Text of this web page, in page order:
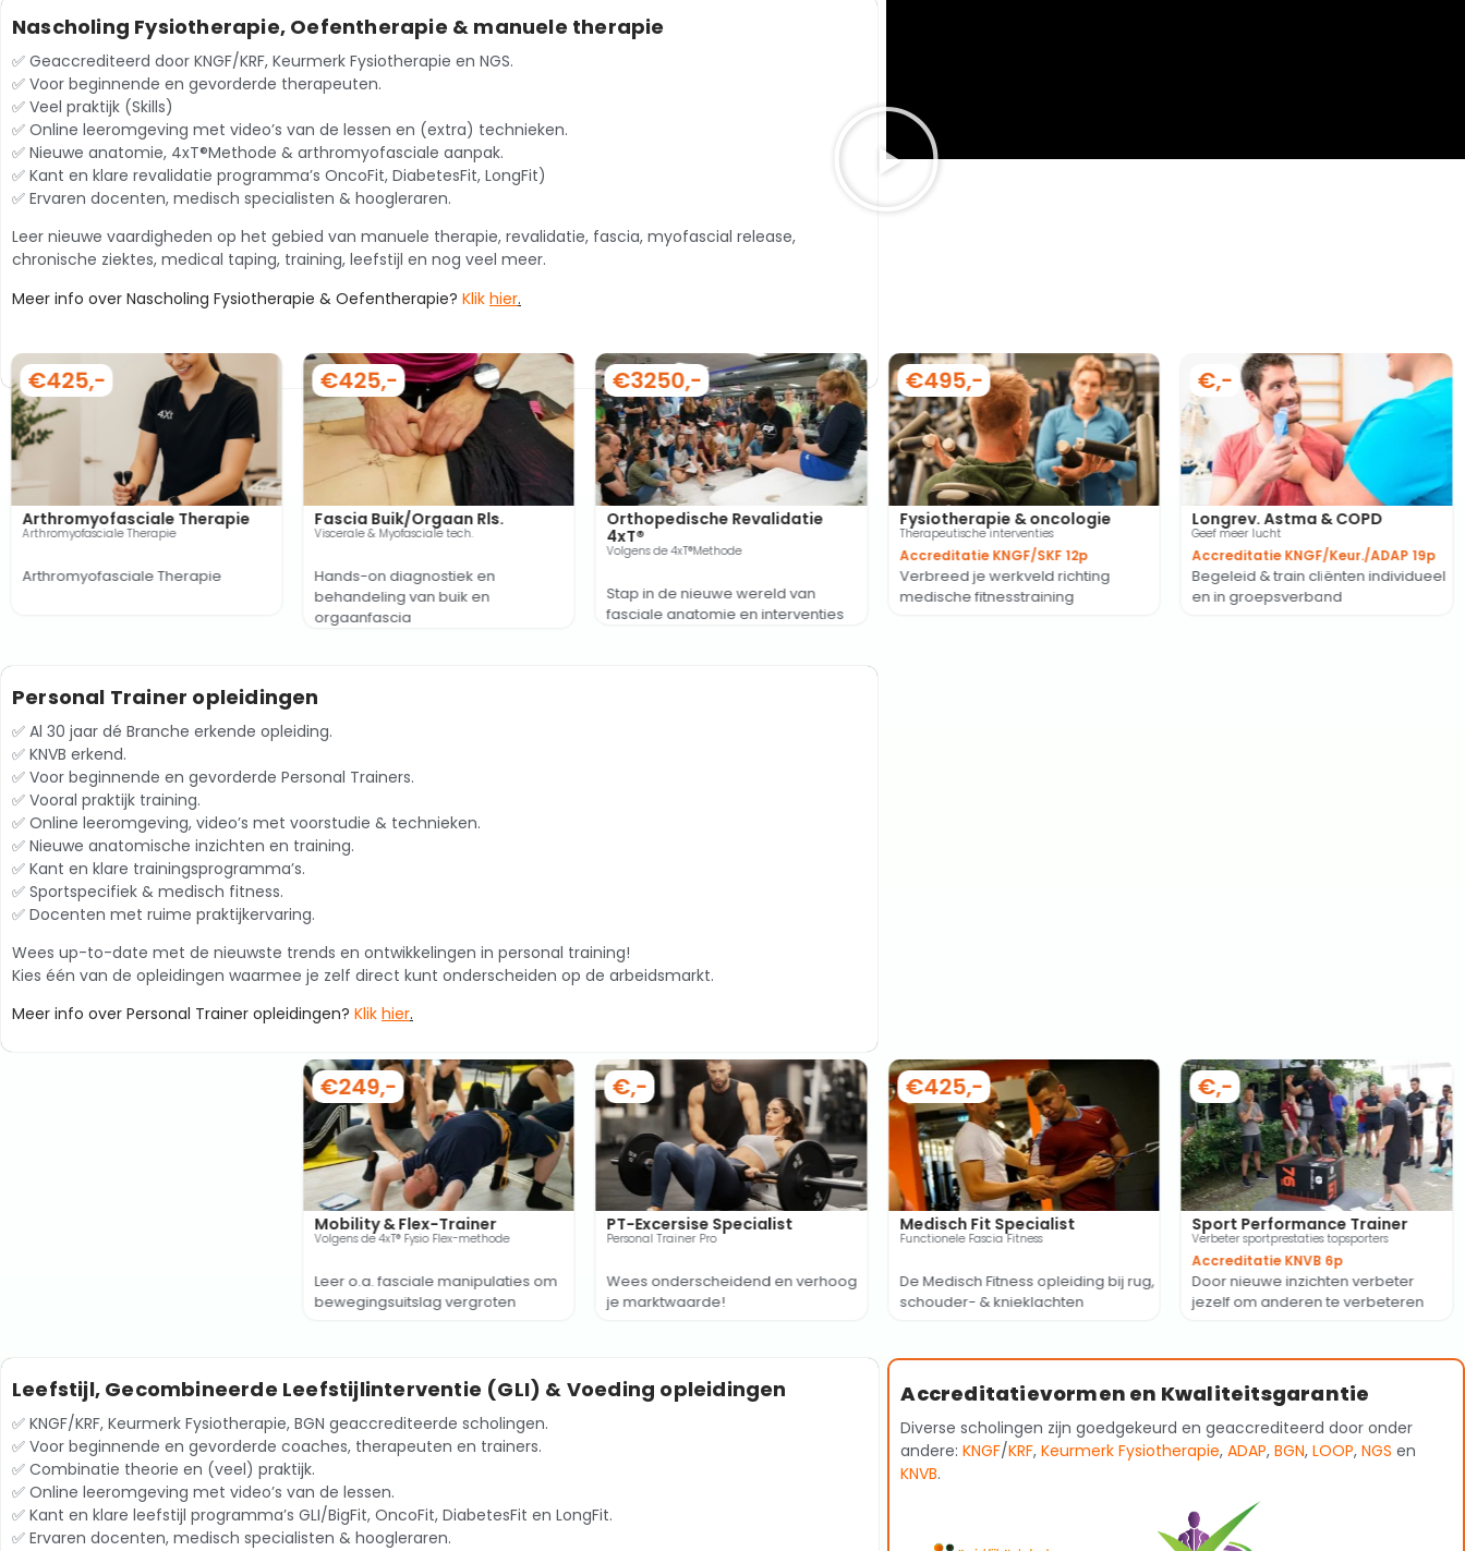
Nascholing Fysiotherapie, Oefentherapie & manuele therapie
✅ Geaccrediteerd door KNGF/KRF, Keurmerk Fysiotherapie en NGS.
✅ Voor beginnende en gevorderde therapeuten.
✅ Veel praktijk (Skills)
✅ Online leeromgeving met video’s van de lessen en (extra) technieken.
✅ Nieuwe anatomie, 4xT®Methode & arthromyofasciale aanpak.
✅ Kant en klare revalidatie programma’s OncoFit, DiabetesFit, LongFit)
✅ Ervaren docenten, medisch specialisten & hoogleraren.
Leer nieuwe vaardigheden op het gebied van manuele therapie, revalidatie, fascia, myofascial release,
chronische ziektes, medical taping, training, leefstijl en nog veel meer.
Meer info over Nascholing Fysiotherapie & Oefentherapie? Klik hier.
€425,-
Arthromyofasciale Therapie
Arthromyofasciale Therapie
Arthromyofasciale Therapie
€425,-
Fascia Buik/Orgaan Rls.
Viscerale & Myofasciale tech.
Hands-on diagnostiek en
behandeling van buik en
orgaanfascia
€3250,-
Orthopedische Revalidatie
4xT®
Volgens de 4xT®Methode
Stap in de nieuwe wereld van
fasciale anatomie en interventies
€495,-
Fysiotherapie & oncologie
Therapeutische interventies
Accreditatie KNGF/SKF 12p
Verbreed je werkveld richting
medische fitnesstraining
€,-
Longrev. Astma & COPD
Geef meer lucht
Accreditatie KNGF/Keur./ADAP 19p
Begeleid & train cliënten individueel
en in groepsverband
Personal Trainer opleidingen
✅ Al 30 jaar dé Branche erkende opleiding.
✅ KNVB erkend.
✅ Voor beginnende en gevorderde Personal Trainers.
✅ Vooral praktijk training.
✅ Online leeromgeving, video’s met voorstudie & technieken.
✅ Nieuwe anatomische inzichten en training.
✅ Kant en klare trainingsprogramma’s.
✅ Sportspecifiek & medisch fitness.
✅ Docenten met ruime praktijkervaring.
Wees up-to-date met de nieuwste trends en ontwikkelingen in personal training!
Kies één van de opleidingen waarmee je zelf direct kunt onderscheiden op de arbeidsmarkt.
Meer info over Personal Trainer opleidingen? Klik hier.
€249,-
Mobility & Flex-Trainer
Volgens de 4xT® Fysio Flex-methode
Leer o.a. fasciale manipulaties om
bewegingsuitslag vergroten
€,-
PT-Excersise Specialist
Personal Trainer Pro
Wees onderscheidend en verhoog
je marktwaarde!
€425,-
Medisch Fit Specialist
Functionele Fascia Fitness
De Medisch Fitness opleiding bij rug,
schouder- & knieklachten
€,-
Sport Performance Trainer
Verbeter sportprestaties topsporters
Accreditatie KNVB 6p
Door nieuwe inzichten verbeter
jezelf om anderen te verbeteren
Leefstijl, Gecombineerde Leefstijlinterventie (GLI) & Voeding opleidingen
✅ KNGF/KRF, Keurmerk Fysiotherapie, BGN geaccrediteerde scholingen.
✅ Voor beginnende en gevorderde coaches, therapeuten en trainers.
✅ Combinatie theorie en (veel) praktijk.
✅ Online leeromgeving met video’s van de lessen.
✅ Kant en klare leefstijl programma’s GLI/BigFit, OncoFit, DiabetesFit en LongFit.
✅ Ervaren docenten, medisch specialisten & hoogleraren.
Accreditatievormen en Kwaliteitsgarantie
Diverse scholingen zijn goedgekeurd en geaccrediteerd door onder
andere:KNGF/KRF,Keurmerk Fysiotherapie,ADAP,BGN,LOOP,NGS en
KNVB.